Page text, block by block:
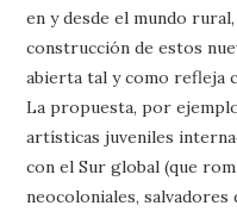
en y desde el mundo
construcción de estos
abierta tal y como refleja
La propuesta, por
artísticas juveniles
con el Sur global (que
neocoloniales,